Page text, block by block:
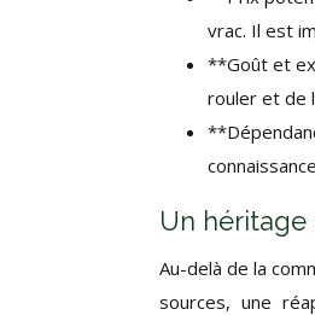
vrac. Il est
**Goût et
rouler et de
Un héritage
Au-delà de la
sources, une